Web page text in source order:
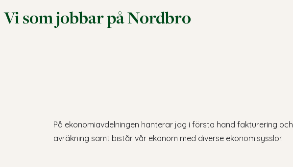
Vi som jobbar på Nordbro
På ekonomiavdelningen hanterar jag i första hand fakturering och
avräkning samt bistår vår ekonom med diverse ekonomisysslor.